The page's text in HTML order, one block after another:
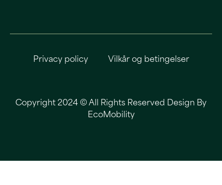
Copyright 2024 © All Rights Reserved Design By
EcoMobility
Privacy policy Vilkår og betingelser